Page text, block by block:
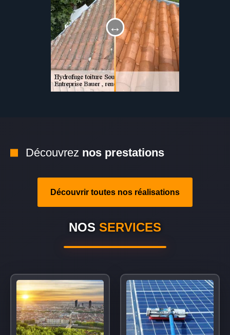
Découvrez nos prestations
Découvrir toutes nos réalisations
NOS SERVICES